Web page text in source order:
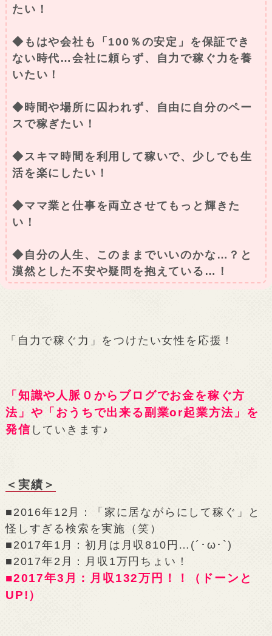
たい！
◆もはや会社も「100％の安定」を保証でき
ない時代…会社に頼らず、自力で稼ぐ力を養
いたい！
◆時間や場所に囚われず、自由に自分のペー
スで稼ぎたい！
◆スキマ時間を利用して稼いで、少しでも生
活を楽にしたい！
◆ママ業と仕事を両立させてもっと輝きた
い！
◆自分の人生、このままでいいのかな…？と
漠然とした不安や疑問を抱えている…！
「自力で稼ぐ力」をつけたい女性を応援！
「知識や人脈０からブログでお金を稼ぐ方
法」や「おうちで出来る副業or起業方法」を
発信 していきます♪
＜実績＞
■2016年12月：「家に居ながらにして稼ぐ」と
怪しすぎる検索を実施（笑）
■2017年1月：初月は月収810円…(´･ω･`)
■2017年2月：月収1万円ちょい！
■2017年3月：月収132万円！！（ドーンと
UP!）